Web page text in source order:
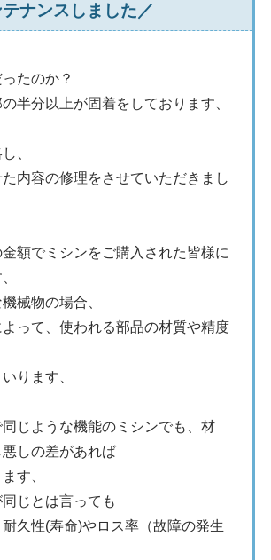
ナンスしました／
たのか？
半分以上が固着をしております、
、
内容の修理をさせていただきまし
額でミシンをご購入された皆様に
械物の場合、
って、使われる部品の材質や精度
ります、
じような機能のミシンでも、材
しの差があれば
す、
じとは言っても
久性(寿命)やロス率（故障の発生